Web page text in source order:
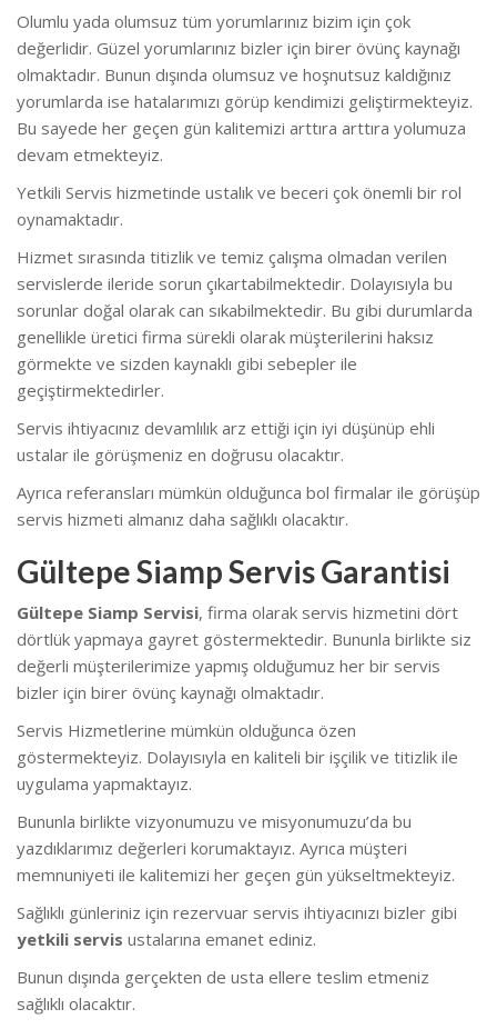
Olumlu yada olumsuz tüm yorumlarınız bizim için çok
değerlidir. Güzel yorumlarınız bizler için birer övünç kaynağı
olmaktadır. Bunun dışında olumsuz ve hoşnutsuz kaldığınız
yorumlarda ise hatalarımızı görüp kendimizi geliştirmekteyiz.
Bu sayede her geçen gün kalitemizi arttıra arttıra yolumuza
devam etmekteyiz.
Yetkili Servis hizmetinde ustalık ve beceri çok önemli bir rol
oynamaktadır.
Hizmet sırasında titizlik ve temiz çalışma olmadan verilen
servislerde ileride sorun çıkartabilmektedir. Dolayısıyla bu
sorunlar doğal olarak can sıkabilmektedir. Bu gibi durumlarda
genellikle üretici firma sürekli olarak müşterilerini haksız
görmekte ve sizden kaynaklı gibi sebepler ile
geçiştirmektedirler.
Servis ihtiyacınız devamlılık arz ettiği için iyi düşünüp ehli
ustalar ile görüşmeniz en doğrusu olacaktır.
Ayrıca referansları mümkün olduğunca bol firmalar ile görüşüp
servis hizmeti almanız daha sağlıklı olacaktır.
Gültepe Siamp Servis Garantisi
Gültepe Siamp Servisi, firma olarak servis hizmetini dört
dörtlük yapmaya gayret göstermektedir. Bununla birlikte siz
değerli müşterilerimize yapmış olduğumuz her bir servis
bizler için birer övünç kaynağı olmaktadır.
Servis Hizmetlerine mümkün olduğunca özen
göstermekteyiz. Dolayısıyla en kaliteli bir işçilik ve titizlik ile
uygulama yapmaktayız.
Bununla birlikte vizyonumuzu ve misyonumuzu’da bu
yazdıklarımız değerleri korumaktayız. Ayrıca müşteri
memnuniyeti ile kalitemizi her geçen gün yükseltmekteyiz.
Sağlıklı günleriniz için rezervuar servis ihtiyacınızı bizler gibi
yetkili servis ustalarına emanet ediniz.
Bunun dışında gerçekten de usta ellere teslim etmeniz
sağlıklı olacaktır.